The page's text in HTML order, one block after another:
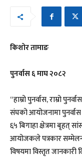
किशोर तामाङ
पुनर्वास ६ माघ २०८२
“हाम्रो पुनर्वास, राम्रो
संघको आयोजनामा
६५ बिगाहा क्षेत्रमा बृहत्
आयोजकले पत्रकार
विषयमा विस्तृत जानकारी